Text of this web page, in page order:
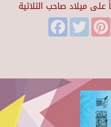
FacebookTwitter